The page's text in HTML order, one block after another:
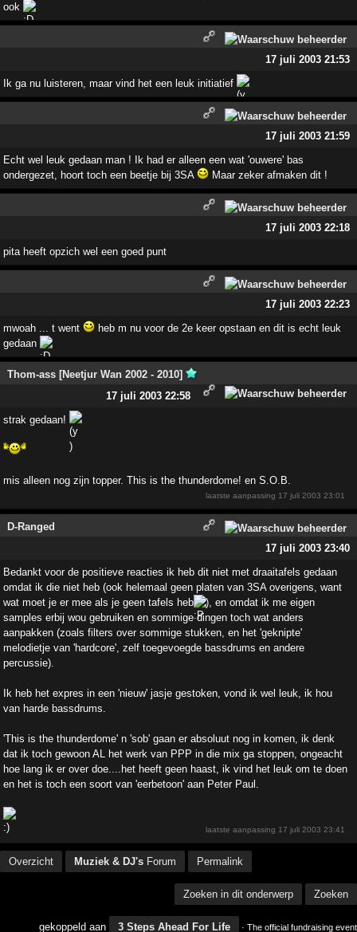
ook
17 juli 2003 21:53
Ik ga nu luisteren, maar vind het een leuk initiatief
17 juli 2003 21:59
Echt wel leuk gedaan man ! Ik had er alleen een wat 'ouwere' bas
ondergezet, hoort toch een beetje bij 3SA
Maar zeker afmaken dit !
17 juli 2003 22:18
pita heeft opzich wel een goed punt
17 juli 2003 22:23
mwoah ... t went
heb m nu voor de 2e keer opstaan en dit is echt leuk
gedaan
Thom-ass [Neetjur Wan 2002 - 2010]
17 juli 2003 22:58
strak gedaan!
mis alleen nog zijn topper. This is the thunderdome! en S.O.B.
laatste aanpassing 17 juli 2003 23:01
D-Ranged
17 juli 2003 23:40
Bedankt voor de positieve reacties ik heb dit niet met draaitafels gedaan
omdat ik die niet heb (ook helemaal geen platen van 3SA overigens, want
wat moet je er mee als je geen tafels heb
), en omdat ik me eigen
samples erbij wou gebruiken en sommige dingen toch wat anders
aanpakken (zoals filters over sommige stukken, en het 'geknipte'
melodietje van 'hardcore', zelf toegevoegde bassdrums en andere
percussie).
Ik heb het expres in een 'nieuw' jasje gestoken, vond ik wel leuk, ik hou
van harde bassdrums.
'This is the thunderdome' n 'sob' gaan er absoluut nog in komen, ik denk
dat ik toch gewoon AL het werk van PPP in die mix ga stoppen, ongeacht
hoe lang ik er over doe....het heeft geen haast, ik vind het leuk om te doen
en het is toch een soort van 'eerbetoon' aan Peter Paul.
laatste aanpassing 17 juli 2003 23:41
Overzicht Muziek & DJ's Forum Permalink
Zoeken in dit onderwerp Zoeken
gekoppeld aan 3 Steps Ahead For Life · The official fundraising event